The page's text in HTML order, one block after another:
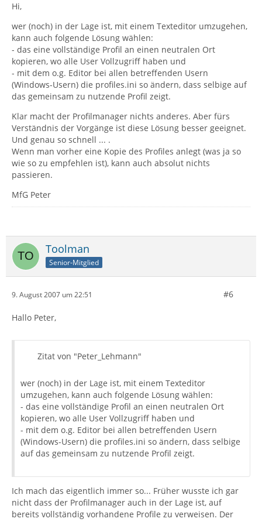
Hi,
wer (noch) in der Lage ist, mit einem Texteditor umzugehen,
kann auch folgende Lösung wählen:
- das eine vollständige Profil an einen neutralen Ort
kopieren, wo alle User Vollzugriff haben und
- mit dem o.g. Editor bei allen betreffenden Usern
(Windows-Usern) die profiles.ini so ändern, dass selbige auf
das gemeinsam zu nutzende Profil zeigt.
Klar macht der Profilmanager nichts anderes. Aber fürs
Verständnis der Vorgänge ist diese Lösung besser geeignet.
Und genau so schnell ... .
Wenn man vorher eine Kopie des Profiles anlegt (was ja so
wie so zu empfehlen ist), kann auch absolut nichts
passieren.
MfG Peter
Toolman
Senior-Mitglied
9. August 2007 um 22:51 #6
Hallo Peter,
Zitat von "Peter_Lehmann"
wer (noch) in der Lage ist, mit einem Texteditor
umzugehen, kann auch folgende Lösung wählen:
- das eine vollständige Profil an einen neutralen Ort
kopieren, wo alle User Vollzugriff haben und
- mit dem o.g. Editor bei allen betreffenden Usern
(Windows-Usern) die profiles.ini so ändern, dass selbige
auf das gemeinsam zu nutzende Profil zeigt.
Ich mach das eigentlich immer so... Früher wusste ich gar
nicht dass der Profilmanager auch in der Lage ist, auf
bereits vollständig vorhandene Profile zu verweisen. Der